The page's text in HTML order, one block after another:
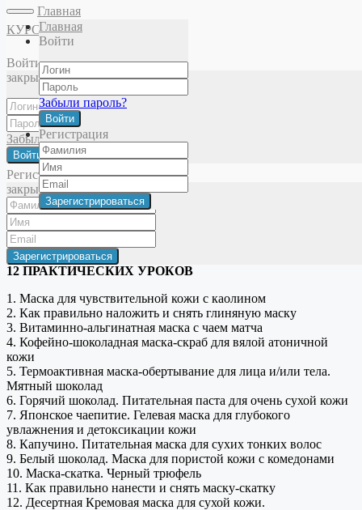
Главная
КУРСЫ
Войти
закрыть
Забыли пароль?
Войти
Регистрация
закрыть
Главная
Войти
Забыли пароль?
Войти
Регистрация
Главная
КОНФЕТЫ. МАСКИ
Модуль «Косметические конфеты. Маски»
Модуль посвящен маскам из глины, кофе, какао и чая. В него
входит:
2 ТЕОРЕТИЧЕСКИХ УРОКА
1. Глина. Классификация и состав глин. Принципы
использования глины в косметике
2. Чай, кофе, шоколад. Полезные свойства и действующие
вещества в косметике
12 ПРАКТИЧЕСКИХ УРОКОВ
1. Маска для чувствительной кожи с каолином
2. Как правильно наложить и снять глиняную маску
3. Витаминно-альгинатная маска с чаем матча
4. Кофейно-шоколадная маска-скраб для вялой атоничной
кожи
5. Термоактивная маска-обертывание для лица и/или тела.
Мятный шоколад
6. Горячий шоколад. Питательная паста для очень сухой кожи
7. Японское чаепитие. Гелевая маска для глубокого
увлажнения и детоксикации кожи
8. Капучино. Питательная маска для сухих тонких волос
9. Белый шоколад. Маска для пористой кожи с комедонами
10. Маска-скатка. Черный трюфель
11. Как правильно нанести и снять маску-скатку
12. Десертная Кремовая маска для сухой кожи.